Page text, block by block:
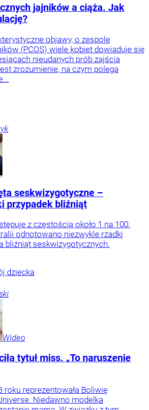
jajników a ciąża. Jak
objawy, o zespole
(PCOS) wiele kobiet dowiaduje się
nieudanych prób zajścia
zrozumienie, na czym polega
seskwizygotyczne –
przypadek bliźniąt
z częstością około 1 na 100.
odnotowano niezwykle rzadki
bliźniąt seskwizygotycznych.
dziecka
Wideo
tytuł miss. „To naruszenie
roku reprezentowała Boliwię
Niedawno modelka